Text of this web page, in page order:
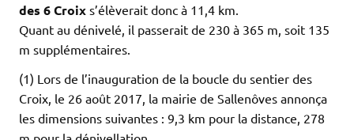
des 6 Croix s’élèverait donc à 11,4 km.
Quant au dénivelé, il passerait de 230 à 365 m, soit 135
m supplémentaires.
(1) Lors de l’inauguration de la boucle du sentier des
Croix, le 26 août 2017, la mairie de Sallenôves annonça
les dimensions suivantes : 9,3 km pour la distance, 278